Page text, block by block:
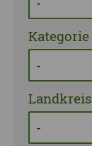
Kategorie
Landkreis